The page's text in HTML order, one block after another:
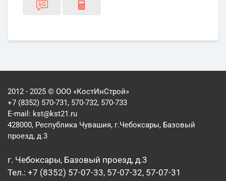
2012 - 2025 © ООО «КостИнСтрой»
+7 (8352) 570-731, 570-732, 570-733
E-mail: kst@kst21.ru
428000, Республика Чувашия, г.Чебоксары, Базовый
проезд, д.3
г. Чебоксары, Базовый проезд, д.3
Тел.: +7 (8352) 57-07-33, 57-07-32, 57-07-31